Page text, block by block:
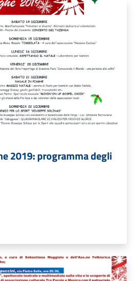
2019: programma degli